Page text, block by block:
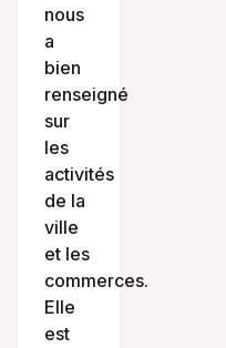
nous
a
bien
renseigné
sur
les
activités
de la
ville
et les
commerces.
Elle
est